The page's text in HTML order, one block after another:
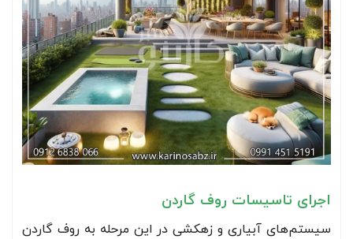
اجرای تاسیسات روف گاردن
سیستم‌های آبیاری و زهکشی در این مرحله به روف گاردن